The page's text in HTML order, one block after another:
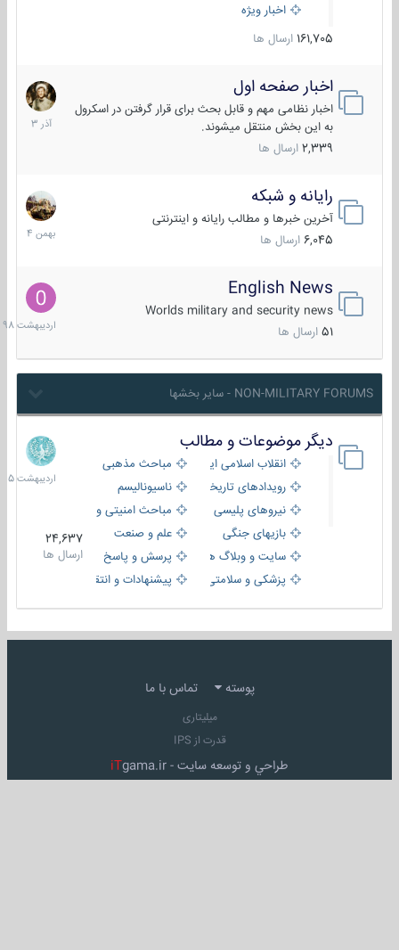
اخبار ویژه
161,705 ارسال ها
اخبار صفحه اول
اخبار نظامی مهم و قابل بحث برای قرار گرفتن در اسکرول
به این بخش منتقل میشوند.
2,339 ارسال ها
7
آذر
1403
رایانه و شبکه
آخرین خبرها و مطالب رایانه و اینترنتی
6,045 ارسال ها
30
بهمن
1404
English News
Worlds military and security news
51 ارسال ها
10
1398
NON-MILITARY FORUMS - سایر بخشها
دیگر موضوعات و مطالب
انقلاب اسلامی ایران
مباحث مذهبی
رویدادهای تاریخی و مذهبیناسیونالیسم
نیروهای پلیسی
مباحث امنیتی و اطلاعاتی
بازیهای جنگی
علم و صنعت
سایت و وبلاگ ها
پرسش و پاسخ
پزشکی و سلامتی
پیشنهادات و انتقادات
24,637
ارسال ها
8
1405
پوسته تماس با ما
میلیتاری
قدرت از IPS
طراحي و توسعه سايت - iTgama.ir